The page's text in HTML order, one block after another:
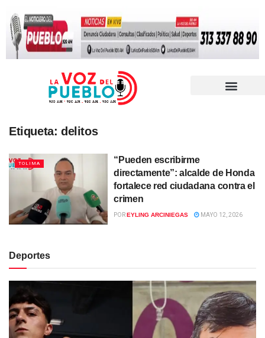
Etiqueta: delitos
TOLIMA
“Pueden escribirme
directamente”: alcalde de Honda
fortalece red ciudadana contra el
crimen
POREYLING ARCINIEGAS MAYO 12, 2026
Deportes